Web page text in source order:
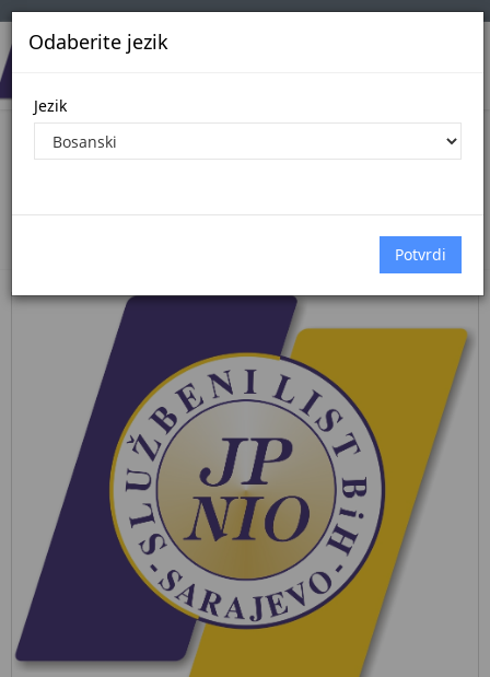
Odaberite jezik
Jezik
Pregled Dokumenata| Broj 4/26